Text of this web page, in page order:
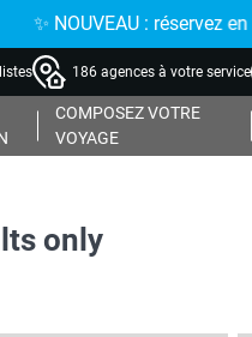
✨ NOUVEAU : réservez
186 agences à votre service
COMPOSEZ VOTRE
VOYAGE
only